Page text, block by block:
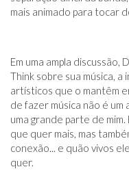
mais animado para tocar
Em uma ampla
Think sobre sua música,
artísticos que o mantêm
de fazer música não é
uma grande parte de
que quer mais, mas
conexão... e quão vivos
quer.